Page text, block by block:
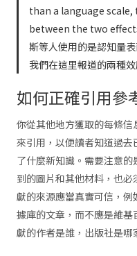
than a language
between the two
斯等人使用的是認知量
我們在這里報道的兩種效
如何正確引用參
你從其他地方獲取的每條
來引用，以便讀者知道過
了什麼新知識。需要注意
到的圖片和其他材料，也
獻的來源應當真實可信，
據庫的文章，而不應是維
獻的作者是誰，出版社是哪